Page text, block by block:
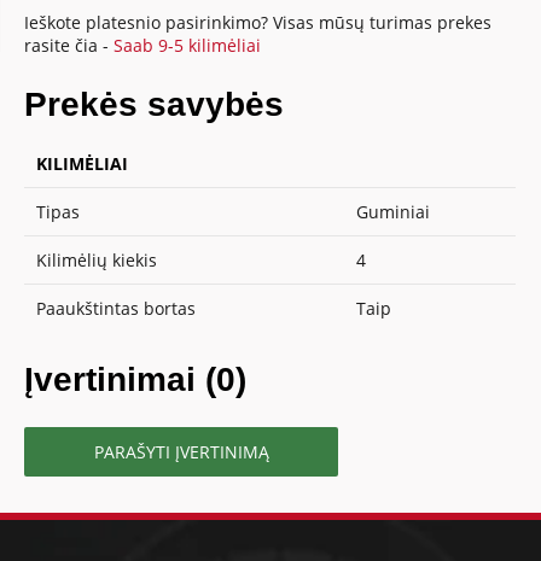
Ieškote platesnio pasirinkimo? Visas mūsų turimas prekes
rasite čia -Saab 9-5 kilimėliai
Prekės savybės
KILIMĖLIAI
Tipas Guminiai
Kilimėlių kiekis 4
Paaukštintas bortas Taip
Įvertinimai (0)
PARAŠYTI ĮVERTINIMĄ